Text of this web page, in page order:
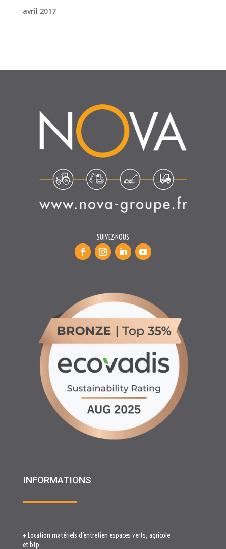
SUIVEZ-NOUS
INFORMATIONS
♦ Partenariats
♦ Recrutement
♦ Materiels BTP , Recyclage Environnement MEDIMAT